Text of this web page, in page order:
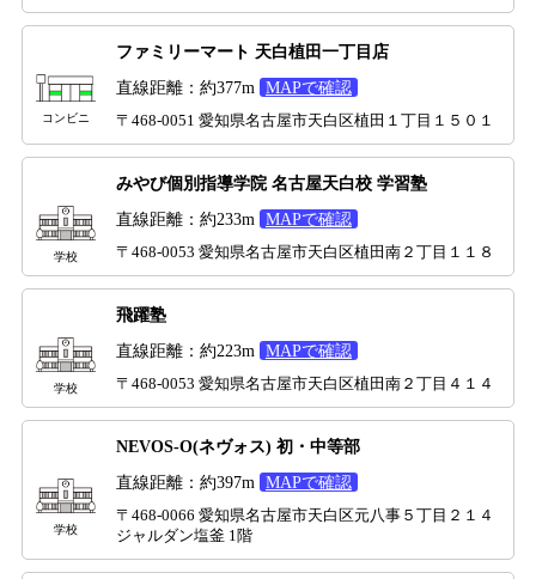
コンビニ
ファミリーマート 天白植田一丁目店
直線距離：約377m MAPで確認
〒468-0051 愛知県名古屋市天白区植田１丁目１５０１
学校
みやび個別指導学院 名古屋天白校 学習塾
直線距離：約233m MAPで確認
〒468-0053 愛知県名古屋市天白区植田南２丁目１１８
学校
飛躍塾
直線距離：約223m MAPで確認
〒468-0053 愛知県名古屋市天白区植田南２丁目４１４
学校
NEVOS-O(ネヴォス) 初・中等部
直線距離：約397m MAPで確認
〒468-0066 愛知県名古屋市天白区元八事５丁目２１４
ジャルダン塩釜 1階